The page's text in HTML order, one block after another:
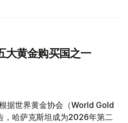
大黄金购买国之一
据世界黄金协会（World Gold
哈萨克斯坦成为2026年第二